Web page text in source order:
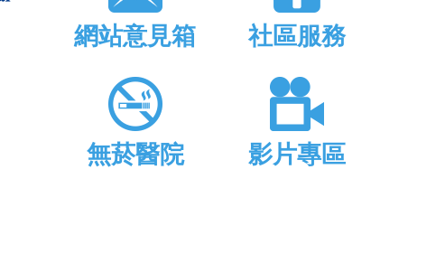
網站意見箱 社區服務
無菸醫院 影片專區